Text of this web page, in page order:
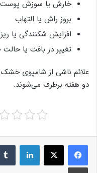
خارش یا سوزش
بروز راش یا التهاب
افزایش شکنندگی یا
تغییر در بافت یا
علائم ناشی از شامپوی
دو هفته برطرف می‌شوند.
Print